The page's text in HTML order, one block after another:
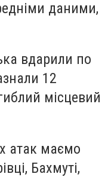
даними,
вдарили по
12
місцевий
атак маємо
Бахмуті,